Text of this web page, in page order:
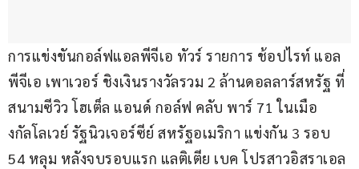
การแข่งขันกอล์ฟแอลพีจีเอ ทัวร์ รายการ ช้อปไรท์ แอล
พีจีเอ เพาเวอร์ ชิงเงินรางวัลรวม 2 ล้านดอลลาร์สหรัฐ ที่
สนามซีวิว โฮเต็ล แอนด์ กอล์ฟ คลับ พาร์ 71 ในเมือ
งกัลโลเวย์ รัฐนิวเจอร์ซีย์ สหรัฐอเมริกา แข่งกัน 3 รอบ
54 หลุม หลังจบรอบแรก แลติเตีย เบค โปรสาวอิสราเอล